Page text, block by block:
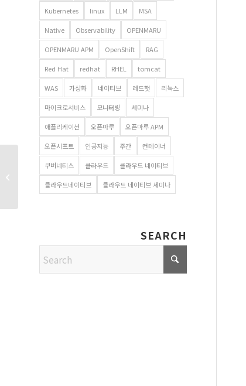
Kubernetes linux LLM MSA
Native Observability OPENMARU
OPENMARU APM OpenShift RAG
Red Hat redhat RHEL tomcat
WAS 가상화 네이티브 레드햇 리눅스
마이크로서비스 모니터링 세미나
애플리케이션 오픈마루 오픈마루 APM
오픈시프트 인공지능 주간 컨테이너
쿠버네티스 클라우드 클라우드 네이티브
클라우드네이티브 클라우드 네이티브 세미나
SEARCH
OpenStack 에서
Docker 와 KVM 중 어떤
가상화 기술이 더 빠를